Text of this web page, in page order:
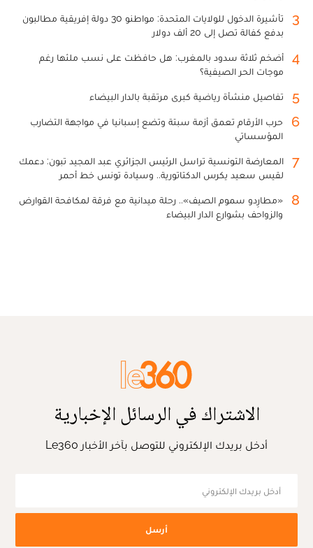
3
تأشيرة الدخول للولايات المتحدة: مواطنو 30 دولة إفريقية مطالبون
بدفع كفالة تصل إلى 20 ألف دولار
4
أضخم ثلاثة سدود بالمغرب: هل حافظت على نسب ملئها رغم
موجات الحر الصيفية؟
5 تفاصيل منشأة رياضية كبرى مرتقبة بالدار البيضاء
6
حرب الأرقام تعمق أزمة سبتة وتضع إسبانيا في مواجهة التضارب
المؤسساتي
7
المعارضة التونسية تراسل الرئيس الجزائري عبد المجيد تبون: دعمك
لقيس سعيد يكرس الدكتاتورية.. وسيادة تونس خط أحمر
8
«مطارِدو سموم الصيف».. رحلة ميدانية مع فرقة لمكافحة القوارض
والزواحف بشوارع الدار البيضاء
الاشتراك في الرسائل الإخبارية
أدخل بريدك الإلكتروني للتوصل بآخر الأخبار Le360
أرسل